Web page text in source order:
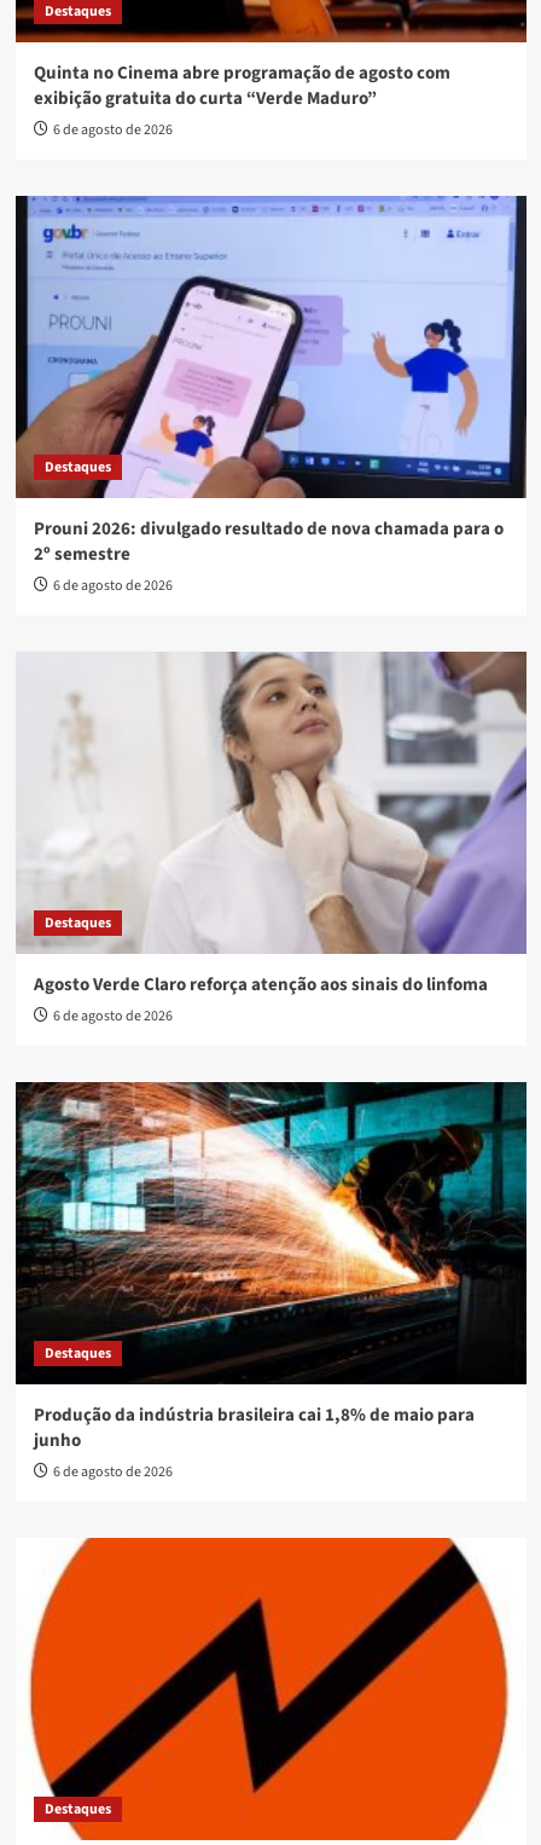
Destaques
Quinta no Cinema abre programação de agosto com
exibição gratuita do curta “Verde Maduro”
6 de agosto de 2026
Destaques
Prouni 2026: divulgado resultado de nova chamada para o
2º semestre
6 de agosto de 2026
Destaques
Agosto Verde Claro reforça atenção aos sinais do linfoma
6 de agosto de 2026
Destaques
Produção da indústria brasileira cai 1,8% de maio para
junho
6 de agosto de 2026
Destaques